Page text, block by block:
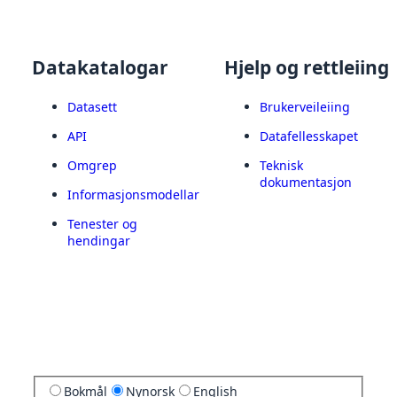
Datakatalogar
Datasett
API
Omgrep
Informasjonsmodellar
Tenester og
hendingar
Hjelp og rettleiing
Brukerveileiing
Datafellesskapet
Teknisk
dokumentasjon
Bokmål Nynorsk English